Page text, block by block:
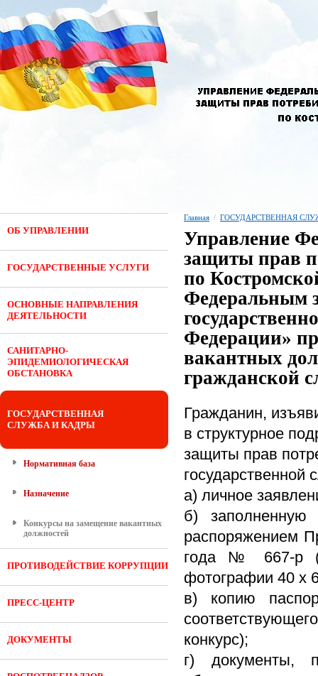
ОБ УПРАВЛЕНИИ
ГОСУДАРСТВЕННЫЕ УСЛУГИ
ОСНОВНЫЕ НАПРАВЛЕНИЯ
ДЕЯТЕЛЬНОСТИ
САНИТАРНО-
ЭПИДЕМИОЛОГИЧЕСКАЯ
ОБСТАНОВКА
ГОСУДАРСТВЕННАЯ
СЛУЖБА И КАДРЫ
Нормативная база
Назначение
Конкурсы на замещение вакантных
должностей
ПРОТИВОДЕЙСТВИЕ КОРРУПЦИИ
ПРЕСС-ЦЕНТР
ДОКУМЕНТЫ
Главная / ГОСУДАРСТВЕННАЯ
Управление
защиты прав
по
Федеральным
Федерации»
вакантных
гражданской
Гражданин,
в структурное
защиты прав
а) личное
б)
распоряжением
года № 667-р
фотографии 40 x
в) копию
конкурс);
г) документы,